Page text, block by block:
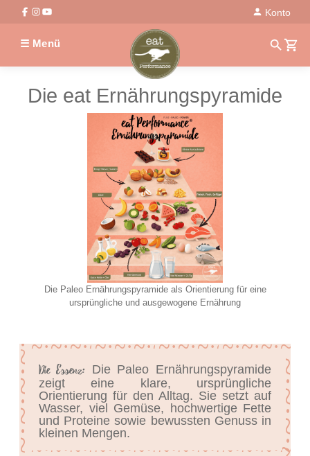
Konto
☰ Menü
Die eat Ernährungspyramide
Die Paleo Ernährungspyramide als Orientierung für eine
ursprüngliche und ausgewogene Ernährung
Die Essenz: Die Paleo Ernährungspyramide
zeigt eine klare, ursprüngliche
Orientierung für den Alltag. Sie setzt auf
Wasser, viel Gemüse, hochwertige Fette
und Proteine sowie bewussten Genuss in
kleinen Mengen.